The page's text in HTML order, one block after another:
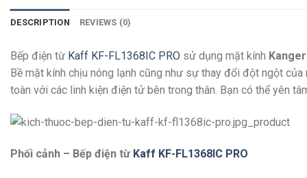
DESCRIPTION REVIEWS (0)
Bếp điện từ Kaff KF-FL1368IC PRO sử dụng mặt kính Kanger
Bề mặt kính chịu nóng lạnh cũng như sự thay đổi đột ngột
toàn với các linh kiện điện tử bên trong thân. Bạn có thể yên
Phối cảnh – Bếp điện từ Kaff KF-FL1368IC PRO